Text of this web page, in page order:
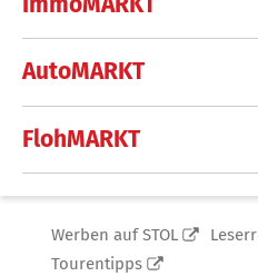
AutoMARKT
FlohMARKT
Werben auf STOL
Tourentipps